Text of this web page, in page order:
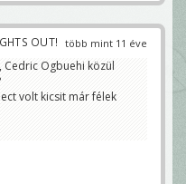
több mint 11 éve
OUT!
Cedric Ogbuehi közül
volt kicsit már félek